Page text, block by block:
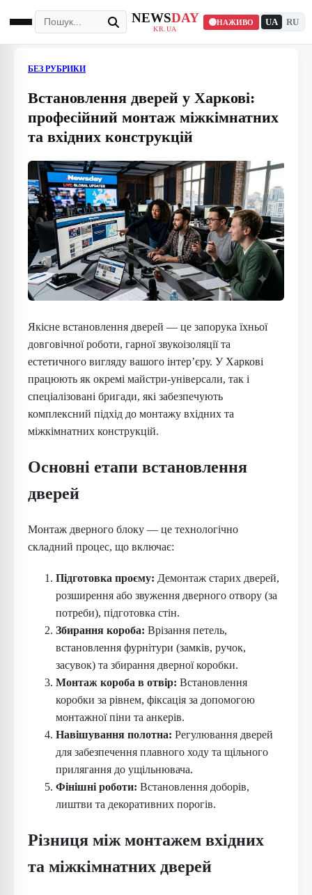
NEWSDAY
KR.UA
НАЖИВО UA RU
БЕЗ РУБРИКИ
Встановлення дверей у Харкові:
професійний монтаж міжкімнатних
та вхідних конструкцій
Якісне встановлення дверей — це запорука їхньої
довговічної роботи, гарної звукоізоляції та
естетичного вигляду вашого інтер’єру. У Харкові
працюють як окремі майстри-універсали, так і
спеціалізовані бригади, які забезпечують
комплексний підхід до монтажу вхідних та
міжкімнатних конструкцій.
Основні етапи встановлення
дверей
Монтаж дверного блоку — це технологічно
складний процес, що включає:
Підготовка проєму: Демонтаж старих дверей,
розширення або звуження дверного отвору (за
потреби), підготовка стін.
Збирання короба: Врізання петель,
встановлення фурнітури (замків, ручок,
засувок) та збирання дверної коробки.
Монтаж короба в отвір: Встановлення
коробки за рівнем, фіксація за допомогою
монтажної піни та анкерів.
Навішування полотна: Регулювання дверей
для забезпечення плавного ходу та щільного
прилягання до ущільнювача.
Фінішні роботи: Встановлення доборів,
лиштви та декоративних порогів.
Різниця між монтажем вхідних
та міжкімнатних дверей